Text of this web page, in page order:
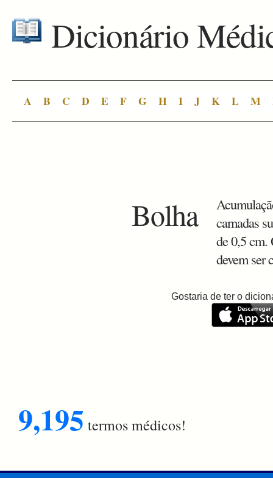
Dicionário
A B C D E F G H I J K L M
Bolha
camadas
de 0,5 cm.
devem ser
Gostaria de ter o
9,195 termos médicos!